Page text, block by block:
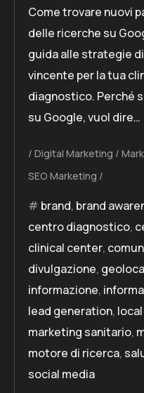
Come trovare nuovi
delle ricerche su
guida alle strategie
vincente per la tua
diagnostico. Perché
su Google, vuol dire…
Digital Marketing
SEO Marketing
brand, brand
centro diagnostico,
clinical center,
divulgazione,
informazione,
lead generation,
marketing sanitario,
motore di ricerca,
social media